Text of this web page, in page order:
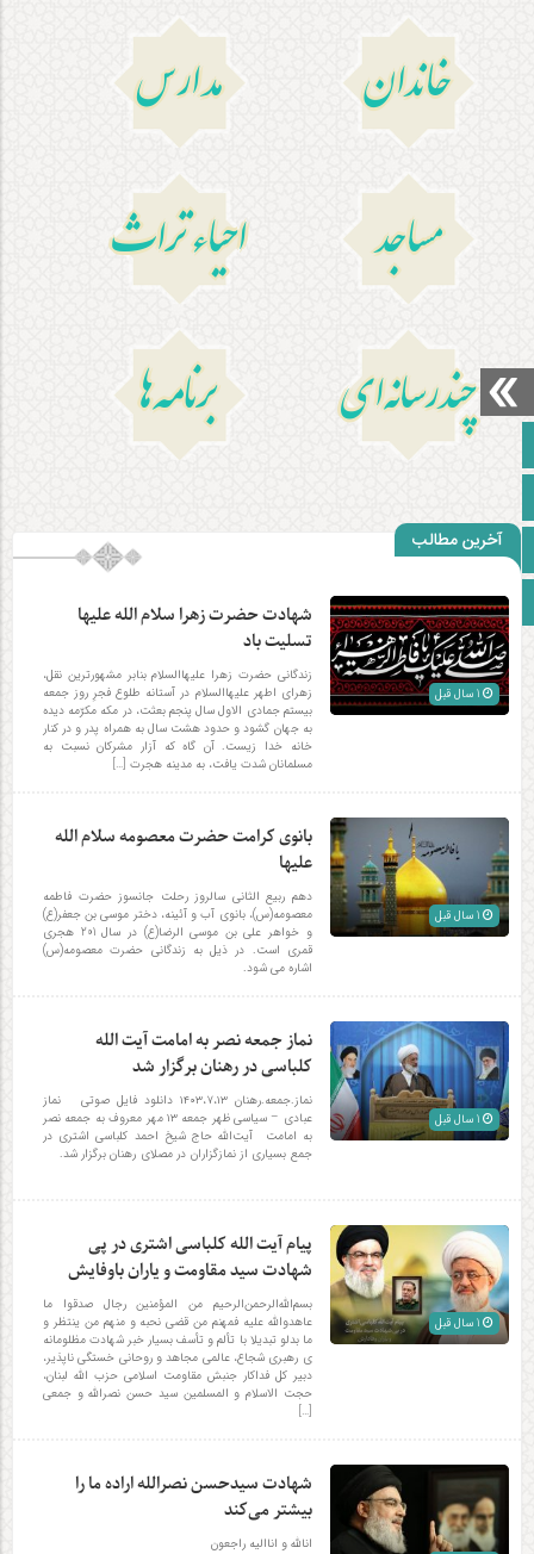
صفحه نخست
اینستاگرام
زبان انگلیسی
خاندان
مدارس
مساجد
احیاءتراث
چندرسانه‌ای
برنامه‌ها
آخرین مطالب
شهادت حضرت زهرا سلام الله علیها
تسلیت باد
زندگانی حضرت زهرا علیهاالسلام بنابر مشهورترین نقل،
زهرای اطهر علیهاالسلام در آستانه طلوع فجرِ روز جمعه
بیستم جمادی الاول سال پنجم بعثت، در مکه مکرّمه دیده
به جهان گشود و حدود هشت سال به همراه پدر و در کنار
خانه خدا زیست. آن گاه که آزار مشرکان نسبت به
مسلمانان شدت یافت، به مدینه هجرت […]
بانوی کرامت حضرت معصومه سلام الله
علیها
دهم ربیع الثانی سالروز رحلت جانسوز حضرت فاطمه
معصومه(س)، بانوی آب و آئینه، دختر موسی بن جعفر(ع)
و خواهر علی بن موسی الرضا(ع) در سال 201 هجری
قمری است. در ذیل به زندگانی حضرت معصومه(س)
اشاره می شود.
نماز جمعه نصر به امامت آیت الله
کلباسی در رهنان برگزار شد
نماز.جمعه.رهنان ۱۴۰۳،۷،۱۳ دانلود فایل صوتی نماز
عبادی – سیاسی ظهر جمعه ۱۳ مهر معروف به جمعه نصر
به امامت آیت‌الله حاج شیخ احمد کلباسی اشتری در
جمع بسیاری از نمازگزاران در مصلای رهنان برگزار شد.
پیام آیت الله کلباسی اشتری در پی
شهادت سید مقاومت و یاران باوفایش
بسم‌الله‌الرحمن‌الرحیم من المؤمنین رجال صدقوا ما
عاهدوالله علیه فمهنم من قضی نحبه و منهم من ینتظر و
ما بدلو تبدیلا با تألم و تأسف بسیار خبر شهادت مظلومانه
ی رهبری شجاع، عالمی مجاهد و روحانی خستگی ناپذیر،
دبیر کل فداکار جنبش مقاومت اسلامی حزب الله لبنان،
حجت الاسلام و المسلمین سید حسن نصرالله و جمعی
[…]
شهادت سیدحسن نصرالله اراده ما را
بیشتر می‌کند
انالله و اناالیه راجعون